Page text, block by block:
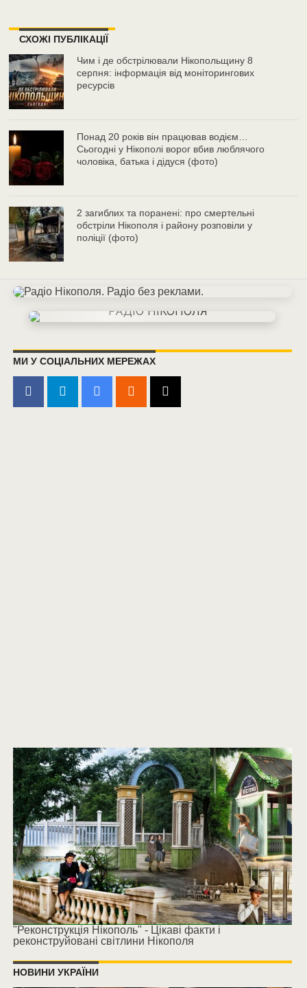
СХОЖІ ПУБЛІКАЦІЇ
Чим і де обстрілювали Нікопольщину 8
серпня: інформація від моніторингових
ресурсів
Понад 20 років він працював водієм…
Сьогодні у Нікополі ворог вбив люблячого
чоловіка, батька і дідуся (фото)
2 загиблих та поранені: про смертельні
обстріли Нікополя і району розповіли у
поліції (фото)
МИ У СОЦІАЛЬНИХ МЕРЕЖАХ
"Реконструкція Нікополь" - Цікаві факти і
реконструйовані світлини Нікополя
НОВИНИ УКРАЇНИ